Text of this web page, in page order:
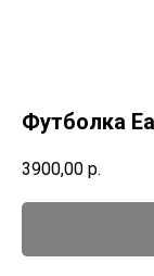
Футболка
3900,00 р.